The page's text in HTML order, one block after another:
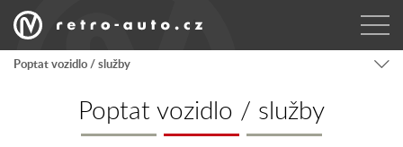
Poptat vozidlo / služby
Poptat vozidlo / služby